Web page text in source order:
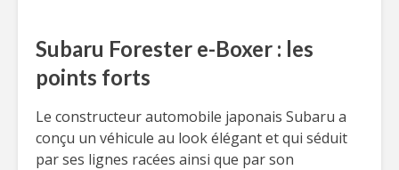
Subaru Forester e-Boxer : les
points forts
Le constructeur automobile japonais Subaru a
conçu un véhicule au look élégant et qui séduit
par ses lignes racées ainsi que par son